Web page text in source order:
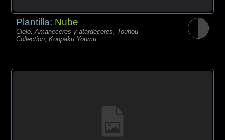
Plantilla: Nube
Cielo, Amaneceres y atardeceres, Touhou
Collection, Konpaku Youmu